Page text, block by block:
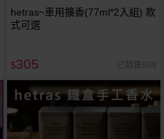
hetras~車用擴香(77ml*2入組) 款
式可選
$305 已銷售698